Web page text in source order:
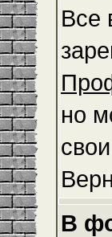
Все
но
В